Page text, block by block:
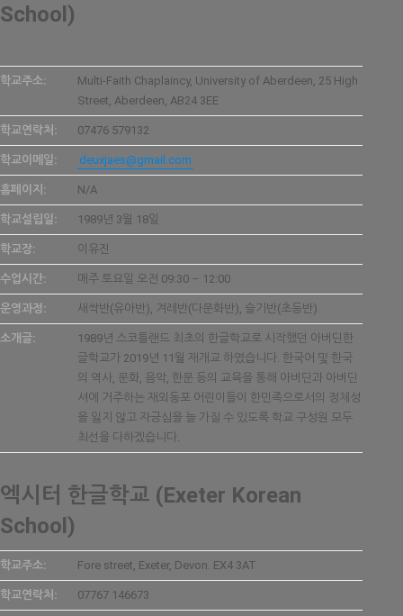
School)
학교주소:
Multi-Faith Chaplaincy, University of Aberdeen, 25 High
Street, Aberdeen, AB24 3EE
학교연락처: 07476 579132
학교이메일: deuxjaes@gmail.com
홈페이지: N/A
학교설립일: 1989년 3월 18일
학교장: 이유진
수업시간: 매주 토요일 오전 09:30 – 12:00
운영과정: 새싹반(유아반), 겨레반(다문화반), 슬기반(초등반)
소개글:
1989년 스코틀랜드 최초의 한글학교로 시작했던 아버딘한
글학교가 2019년 11월 재개교 하였습니다. 한국어 및 한국
의 역사, 문화, 음악, 한문 등의 교육을 통해 아버딘과 아버딘
셔에 거주하는 재외동포 어린이들이 한민족으로서의 정체성
을 잃지 않고 자긍심을 늘 가질 수 있도록 학교 구성원 모두
최선을 다하겠습니다.
엑시터 한글학교 (Exeter Korean
School)
학교주소: Fore street, Exeter, Devon. EX4 3AT
학교연락처: 07767 146673